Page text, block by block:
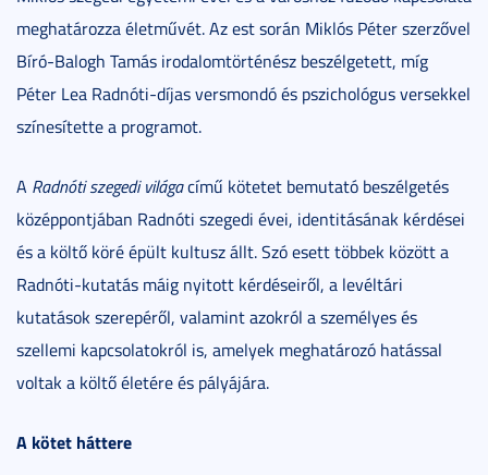
meghatározza életművét. Az est során Miklós Péter szerzővel
Bíró-Balogh Tamás irodalomtörténész beszélgetett, míg
Péter Lea Radnóti-díjas versmondó és pszichológus versekkel
színesítette a programot.
A Radnóti szegedi világacímű kötetet bemutató beszélgetés
középpontjában Radnóti szegedi évei, identitásának kérdései
és a költő köré épült kultusz állt. Szó esett többek között a
Radnóti-kutatás máig nyitott kérdéseiről, a levéltári
kutatások szerepéről, valamint azokról a személyes és
szellemi kapcsolatokról is, amelyek meghatározó hatással
voltak a költő életére és pályájára.
A kötet háttere